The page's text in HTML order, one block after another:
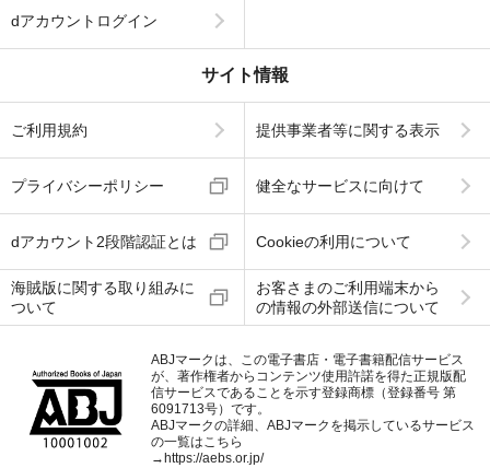
dアカウントログイン
サイト情報
ご利用規約 提供事業者等に関する表示
プライバシーポリシー 健全なサービスに向けて
dアカウント2段階認証とは Cookieの利用について
海賊版に関する取り組みに
ついて
お客さまのご利用端末から
の情報の外部送信について
ABJマークは、この電子書店・電子書籍配信サービス
が、著作権者からコンテンツ使用許諾を得た正規版配
信サービスであることを示す登録商標（登録番号 第
6091713号）です。
ABJマークの詳細、ABJマークを掲示しているサービス
の一覧はこちら
→ https://aebs.or.jp/